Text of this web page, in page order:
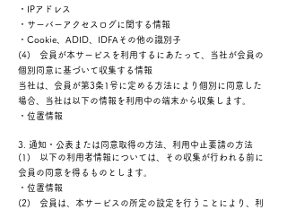
・IPアドレス
・サーバーアクセスログに関する情報
・Cookie、ADID、IDFAその他の識別子
(4) 会員が本サービスを利用するにあたって、当社が会員の
個別同意に基づいて収集する情報
当社は、会員が第3条1号に定める方法により個別に同意した
場合、当社は以下の情報を利用中の端末から収集します。
・位置情報
3. 通知・公表または同意取得の方法、利用中止要請の方法
(1) 以下の利用者情報については、その収集が行われる前に
会員の同意を得るものとします。
・位置情報
(2) 会員は、本サービスの所定の設定を行うことにより、利